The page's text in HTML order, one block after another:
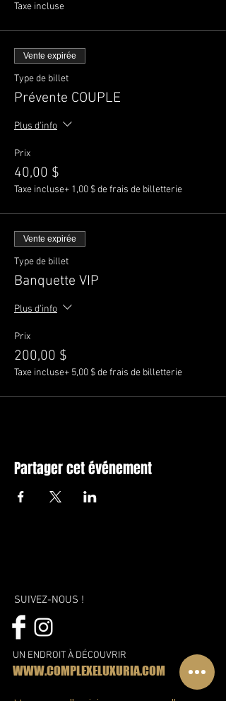
Taxe incluse
Vente expirée
Type de billet
Prévente COUPLE
Plus d'info
Prix
40,00 $
Taxe incluse+ 1,00 $ de frais de billetterie
Vente expirée
Type de billet
Banquette VIP
Plus d'info
Prix
200,00 $
Taxe incluse+ 5,00 $ de frais de billetterie
Partager cet événement
SUIVEZ-NOUS !
UN ENDROIT À DÉCOUVRIR
WWW.COMPLEXELUXURIA.COM
Une nouvelle vision, une nouvelle